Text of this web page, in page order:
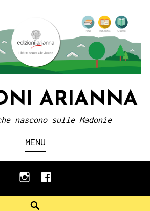
ARIANNA
nascono sulle Madonie
MENU
instagramfacebook